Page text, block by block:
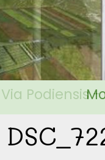
Via Podiensis